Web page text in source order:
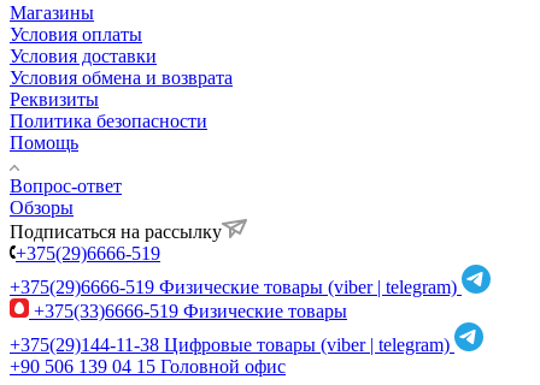
Магазины
Условия оплаты
Условия доставки
Условия обмена и возврата
Реквизиты
Политика безопасности
Помощь
Вопрос-ответ
Обзоры
Подписаться на рассылку
+375(29)6666-519
+375(29)6666-519 Физические товары (viber | telegram)
+375(33)6666-519 Физические товары
+375(29)144-11-38 Цифровые товары (viber | telegram)
+90 506 139 04 15 Головной офис